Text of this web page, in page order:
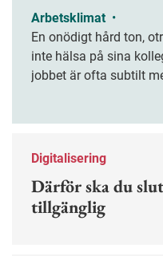
Arbetsklimat •
En onödigt hård ton,
inte hälsa på sina
jobbet är ofta subtilt
Digitalisering
Därför ska du
tillgänglig